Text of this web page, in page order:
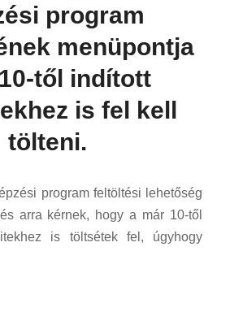
program
menüpontja
től indított
is fel kell
tölteni.
program feltöltési lehetőség
arra kérnek, hogy a már 10-től
is töltsétek fel, úgyhogy